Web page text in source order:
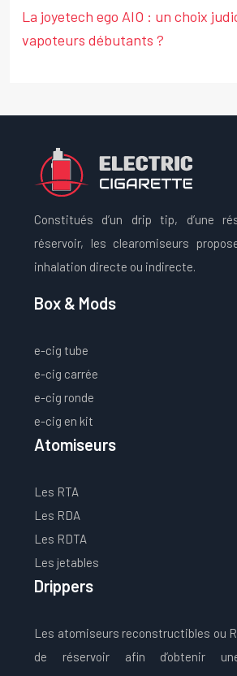
La joyetech ego AIO : un choix
vapoteurs débutants ?
Constitués d’un drip tip, d’une
réservoir, les clearomiseurs
inhalation directe ou indirecte.
Box & Mods
e-cig tube
e-cig carrée
e-cig ronde
e-cig en kit
Atomiseurs
Les RTA
Les RDA
Les RDTA
Les jetables
Drippers
Les atomiseurs reconstructibles ou
de réservoir afin d’obtenir